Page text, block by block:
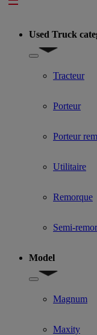
Used Truck
Show submenu
Tracteur
Porteur
Porteur
Utilitaire
Remorque
Semi-
Model
Show submenu for
Magnum
Maxity